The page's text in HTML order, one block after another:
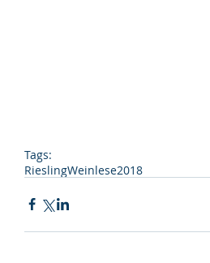
Tags:
RieslingWeinlese2018